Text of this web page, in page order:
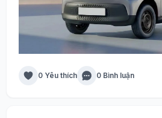
0 Yêu thích 0 Bình luận